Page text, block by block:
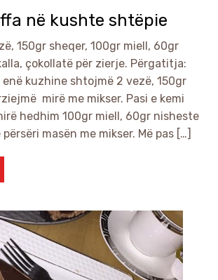
në kushte shtëpie
150gr sheqer, 100gr miell, 60gr
çokollatë për zierje. Përgatitja:
kuzhine shtojmë 2 vezë, 150gr
mirë me mikser. Pasi e kemi
hedhim 100gr miell, 60gr nisheste
masën me mikser. Më pas […]